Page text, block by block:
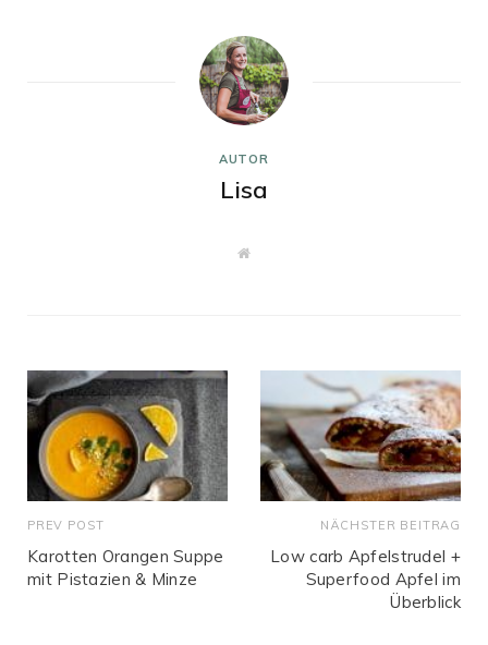
AUTOR
Lisa
W
PREV POST
Karotten Orangen Suppe
mit Pistazien & Minze
NÄCHSTER BEITRAG
Low carb Apfelstrudel +
Superfood Apfel im
Überblick